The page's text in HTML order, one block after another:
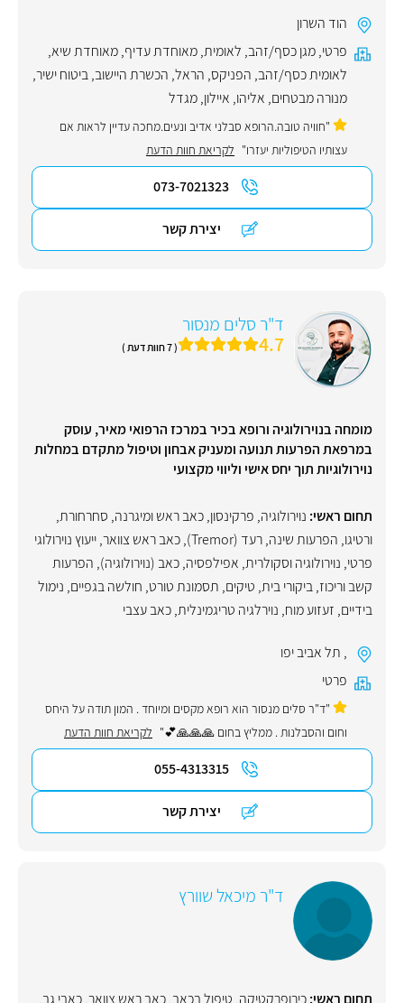
הוד השרון
פרטי,מגן כסף/זהב, לאומית,מאוחדת עדיף,מאוחדת שיא,
לאומית כסף/זהב, הפניקס, הראל, הכשרת היישוב,ביטוח ישיר,
מנורה מבטחים, אליהו, איילון,מגדל
"חוויה טובה.הרופא סבלני אדיב ונעים.מחכה עדיין לראות אם
עצותיו הטיפוליות יעזרו" לקריאת חוות הדעת
073-7021323
יצירת קשר
ד"ר סלים מנסור
4.7 ( 7 חוות דעת )
מומחה בנוירולוגיה ורופא בכיר במרכז הרפואי מאיר, עוסק
במרפאת הפרעות תנועה ומעניק אבחון וטיפול מתקדם במחלות
נוירולוגיות תוך יחס אישי וליווי מקצועי
תחום ראשי: נוירולוגיה, פרקינסון,כאב ראש ומיגרנה, סחרחורת,
ורטיגו, הפרעות שינה,רעד (Tremor) ,כאב ראש צוואר,ייעוץ נוירולוגי
פרטי, נוירולוגיה וסקולרית, אפילפסיה,כאב (נוירולוגיה), הפרעות
קשב וריכוז,ביקורי בית, טיקים, תסמונת טורט, חולשה בגפיים, נימול
בידיים, זעזוע מוח, נוירלגיה טריגמינלית,כאב עצבי
, תל אביב יפו
פרטי
"ד"ר סּלים מנסור הוא רופא מקסים ומיוחד . המון תודה על היחס
וחום והסבלנות . ממליץ בחום 🙏🙏🙏💕" לקריאת חוות הדעת
055-4313315
יצירת קשר
ד"ר מיכאל שוורץ
תחום ראשי:כירופרקטיקה, טיפול בכאב,כאב ראש צוואר,כאבי גב,